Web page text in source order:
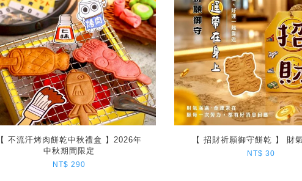
【 不流汗烤肉餅乾中秋禮盒 】2026年
中秋期間限定
NT$ 290
【 招財祈願御守餅乾 】 財
NT$ 30